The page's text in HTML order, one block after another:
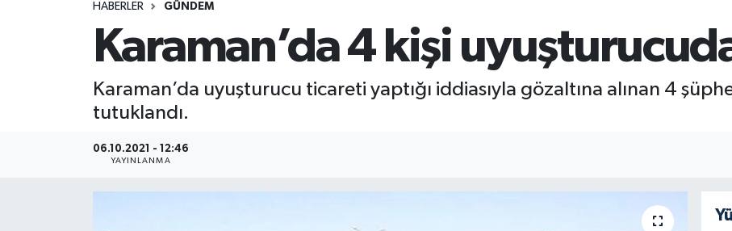
HABERLER GÜNDEM
Karaman’da 4 kişi
Karaman’da uyuşturucu ticareti yaptığı iddiasıyla gözaltına alınan 4
tutuklandı.
06.10.2021 - 12:46
YAYINLANMA
KÜLTÜR SANAT
Tüm Manşetler
Haber Arşivi